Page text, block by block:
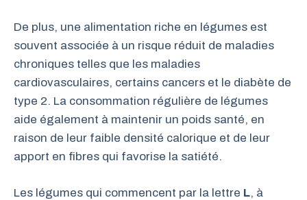
De plus, une alimentation riche en légumes est
souvent associée à un risque réduit de maladies
chroniques telles que les maladies
cardiovasculaires, certains cancers et le diabète de
type 2. La consommation régulière de légumes
aide également à maintenir un poids santé, en
raison de leur faible densité calorique et de leur
apport en fibres qui favorise la satiété.
Les légumes qui commencent par la lettre L, à